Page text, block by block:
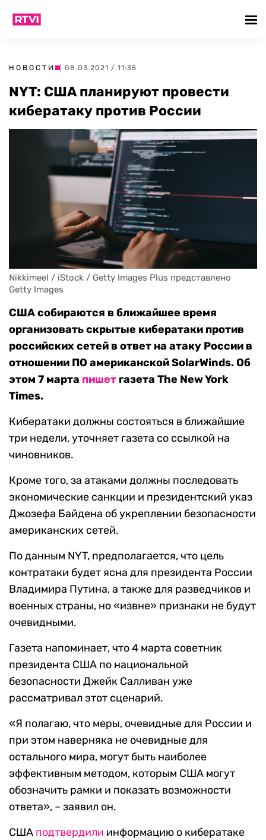
НОВОСТИ | 08.03.2021 / 11:35
NYT: США планируют провести
кибератаку против России
Nikkimeel / iStock / Getty Images Plus представлено
Getty Images
США собираются в ближайшее время
организовать скрытые кибератаки против
российских сетей в ответ на атаку России в
отношении ПО американской SolarWinds. Об
этом 7 марта пишет газета The New York
Times.
Кибератаки должны состояться в ближайшие
три недели, уточняет газета со ссылкой на
чиновников.
Кроме того, за атаками должны последовать
экономические санкции и президентский указ
Джозефа Байдена об укреплении безопасности
американских сетей.
По данным NYT, предполагается, что цель
контратаки будет ясна для президента России
Владимира Путина, а также для разведчиков и
военных страны, но «извне» признаки не будут
очевидными.
Газета напоминает, что 4 марта советник
президента США по национальной
безопасности Джейк Салливан уже
рассматривал этот сценарий.
«Я полагаю, что меры, очевидные для России и
при этом наверняка не очевидные для
остального мира, могут быть наиболее
эффективным методом, которым США могут
обозначить рамки и показать возможности
ответа», – заявил он.
США подтвердили информацию о кибератаке